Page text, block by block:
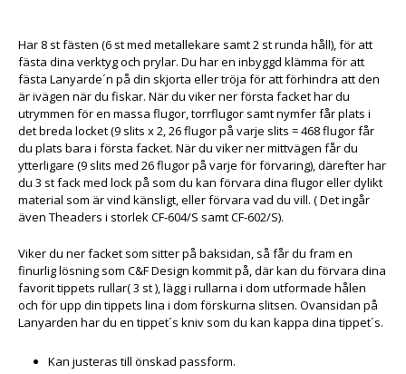
Har 8 st fästen (6 st med metallekare samt 2 st runda håll), för att
fästa dina verktyg och prylar. Du har en inbyggd klämma för att
fästa Lanyarde´n på din skjorta eller tröja för att förhindra att den
är ivägen när du fiskar. När du viker ner första facket har du
utrymmen för en massa flugor, torrflugor samt nymfer får plats i
det breda locket (9 slits x 2, 26 flugor på varje slits = 468 flugor får
du plats bara i första facket. När du viker ner mittvägen får du
ytterligare (9 slits med 26 flugor på varje för förvaring), därefter har
du 3 st fack med lock på som du kan förvara dina flugor eller dylikt
material som är vind känsligt, eller förvara vad du vill. ( Det ingår
även Theaders i storlek CF-604/S samt CF-602/S).
Viker du ner facket som sitter på baksidan, så får du fram en
finurlig lösning som C&F Design kommit på, där kan du förvara dina
favorit tippets rullar( 3 st ), lägg i rullarna i dom utformade hålen
och för upp din tippets lina i dom förskurna slitsen. Ovansidan på
Lanyarden har du en tippet´s kniv som du kan kappa dina tippet´s.
Kan justeras till önskad passform.